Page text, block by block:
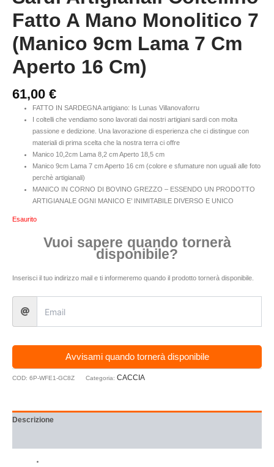
Fatto A Mano Monolitico 7
(Manico 9cm Lama 7 Cm
Aperto 16 Cm)
61,00 €
FATTO IN SARDEGNA artigiano: Is Lunas Villanovaforru
I coltelli che vendiamo sono lavorati dai nostri artigiani sardi con molta
passione e dedizione. Una lavorazione di esperienza che ci distingue con
materiali di prima scelta che la nostra terra ci offre
Manico 10,2cm Lama 8,2 cm Aperto 18,5 cm
Manico 9cm Lama 7 cm Aperto 16 cm (colore e sfumature non uguali alle foto
perchè artigianali)
MANICO IN CORNO DI BOVINO GREZZO – ESSENDO UN PRODOTTO
ARTIGIANALE OGNI MANICO E’ INIMITABILE DIVERSO E UNICO
Esaurito
Vuoi sapere quando tornerà
disponibile?
Inserisci il tuo indirizzo mail e ti informeremo quando il prodotto tornerà disponibile.
Avvisami quando tornerà disponibile
COD: 6P-WFE1-GC8Z Categoria: CACCIA
Descrizione